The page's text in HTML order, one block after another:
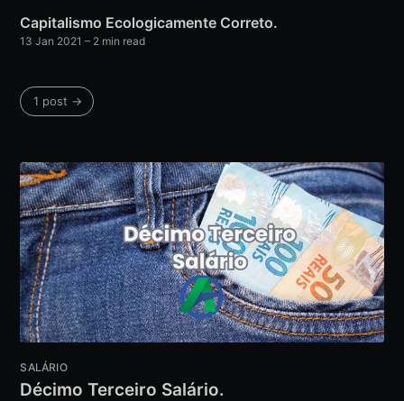
Capitalismo Ecologicamente Correto.
13 Jan 2021 – 2 min read
1 post →
SALÁRIO
Décimo Terceiro Salário.